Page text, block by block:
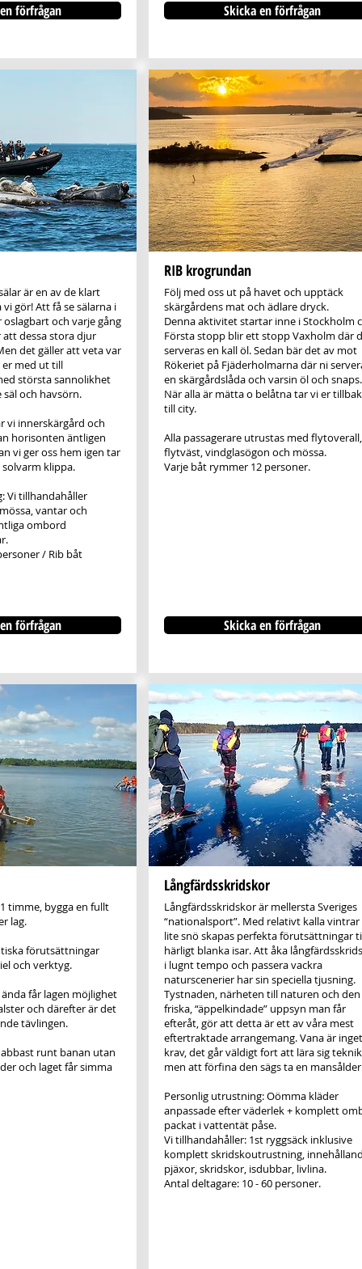
förfrågan
är en av de klart
gör! Att få se sälarna i
och varje gång
dessa stora djur
det gäller att veta var
er med ut till
största sannolikhet
och havsörn.
vi innerskärgård och
horisonten äntligen
vi ger oss hem igen tar
klippa.
Vi tillhandahåller
vantar och
ombord
/ Rib båt
förfrågan
timme, bygga en fullt
lag.
förutsättningar
och verktyg.
får lagen möjlighet
och därefter är det
tävlingen.
runt banan utan
och laget får simma
Skicka en förfrågan
RIB krogrundan
Följ med oss ut på havet och upptäck
skärgårdens mat och ädlare dryck.
Denna aktivitet startar inne i Stockholm
Första stopp blir ett stopp Vaxholm där
serveras en kall öl. Sedan bär det av mot
Rökeriet på Fjäderholmarna där ni
en skärgårdslåda och varsin öl och snaps.
När alla är mätta o belåtna tar vi er
till city.
Alla passagerare utrustas med flytoverall,
flytväst, vindglasögon och mössa.
Varje båt rymmer 12 personer.
Skicka en förfrågan
Långfärdsskridskor
Långfärdsskridskor är mellersta Sveriges
“nationalsport”. Med relativt kalla vintrar
lite snö skapas perfekta förutsättningar
härligt blanka isar. Att åka
i lugnt tempo och passera vackra
naturscenerier har sin speciella tjusning.
Tystnaden, närheten till naturen och den
friska, “äppelkindade” uppsyn man får
efteråt, gör att detta är ett av våra mest
eftertraktade arrangemang. Vana är inget
krav, det går väldigt fort att lära sig
men att förfina den sägs ta en
Personlig utrustning: Oömma kläder
anpassade efter väderlek + komplett
packat i vattentät påse.
Vi tillhandahåller: 1st ryggsäck inklusive
komplett skridskoutrustning,
pjäxor, skridskor, isdubbar, livlina.
Antal deltagare: 10 - 60 personer.